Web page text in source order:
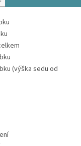
(výška sedu od